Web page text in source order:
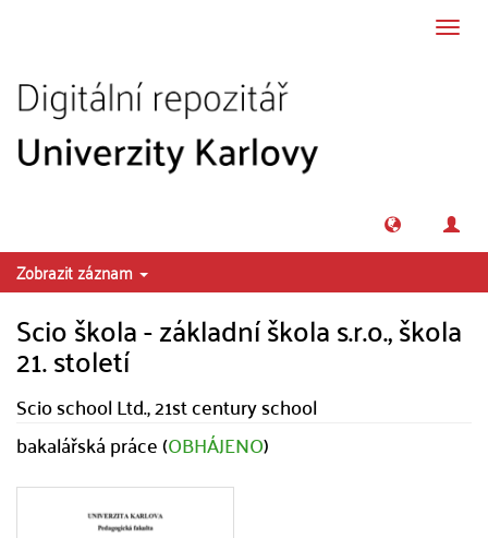
Zobrazit záznam
Scio škola - základní škola s.r.o., škola
21. století
Scio school Ltd., 21st century school
bakalářská práce (OBHÁJENO)